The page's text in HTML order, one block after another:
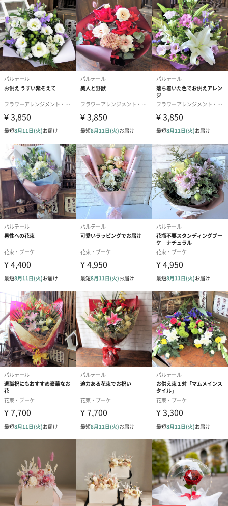
「パルテール（Parterre）」
「パルテール（Parterre）」はフランス語で花壇という意味で
す。花壇のように様々なお花が息づく場を通じて、沢山の方々に
喜びを与えたいという思いで花屋をはじめました。
ほぼ毎日お花に囲まれる環境に身をおき、お花の生命力や季節の
うつりかわりを体感しています。生け花やアメリカンスタイル、
ヨーロピアンスタイルなど多角的にスタイルを学んだ技術と、長
ます。
商品詳細情報
原材料
生花
本体サイズ
幅約300mm×奥行約200mm×高さ約350mm
重さ/内容量
パッケージ内
同梱物
お花の取扱説明書
製造国
日本
対応可能オプ
ション
【無料オプション】
・メッセージカード付属（個別のメッセージは180文
字まで）
無地、O-1、O-2、O-3、O-4、O-5、O-6、D-1、D-2、
D-3、D-4、D-5、D-6、D-7、D-9、D-10、D-11、D-
13、D-14、D-15、D-19
【有料オプション】
・紙袋
注意事項
※お花の入荷状況により写真と多少異なる場合がござ
※６月～9月はクール便で発送致します。
送料
複数点を同一住所へご配送希望をいただきました場合
にも、生花の都合上、1点ずつ配送費用が必要となりま
すためあらかじめご了承くださいませ。※複数ご注文
をいただきました場合にはご注文の後日に2点目以降の
送料をご請求させていただくご連絡が届きます。